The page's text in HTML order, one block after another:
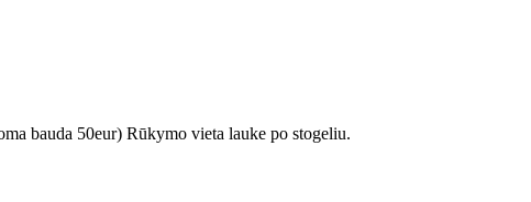
bauda 50eur) Rūkymo vieta lauke po stogeliu.